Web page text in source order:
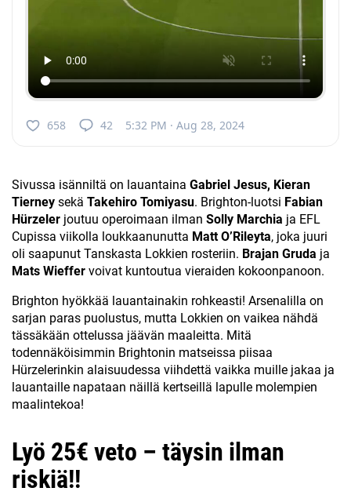
658 42 5:32 PM · Aug 28, 2024
Sivussa isänniltä on lauantaina Gabriel Jesus, Kieran
Tierney sekä Takehiro Tomiyasu. Brighton-luotsi Fabian
Hürzeler joutuu operoimaan ilman Solly Marchia ja EFL
Cupissa viikolla loukkaanunutta Matt O’Rileyta, joka juuri
oli saapunut Tanskasta Lokkien rosteriin. Brajan Gruda ja
Mats Wieffer voivat kuntoutua vieraiden kokoonpanoon.
Brighton hyökkää lauantainakin rohkeasti! Arsenalilla on
sarjan paras puolustus, mutta Lokkien on vaikea nähdä
tässäkään ottelussa jäävän maaleitta. Mitä
todennäköisimmin Brightonin matseissa piisaa
Hürzelerinkin alaisuudessa viihdettä vaikka muille jakaa ja
lauantaille napataan näillä kertseillä lapulle molempien
maalintekoa!
Lyö 25€ veto – täysin ilman
riskiä!!